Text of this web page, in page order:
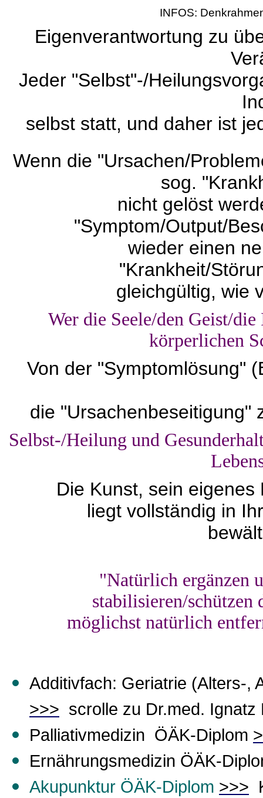
INFOS:
Eigenverantwortung zu
Jeder "Selbst"-/
selbst statt, und daher ist
Wenn die "Ursachen/
sog.
nicht gelöst
"Symptom/Output/
wieder einen
"Krankheit/
gleichgültig, wie
Wer die Seele/den Geist/
körperlichen
Von der "Symptomlösung"
die "Ursachenbeseitigung"
Selbst-/Heilung und
Die Kunst, sein
liegt vollständig in
"Natürlich ergänzen
stabilisieren/schützen
möglichst natürlich
Additivfach: Geriatrie (Alters-,
>>> scrolle zu Dr.med. Ignatz
Palliativmedizin ÖÄK-Diplom
Ernährungsmedizin ÖÄK-
Akupunktur ÖÄK-Diplom >>>